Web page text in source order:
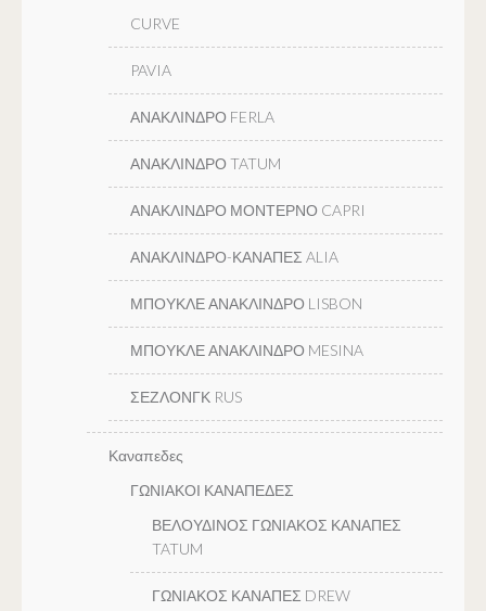
CURVE
PAVIA
ΑΝΑΚΛΙΝΔΡΟ FERLA
ΑΝΑΚΛΙΝΔΡΟ TATUM
ΑΝΑΚΛΙΝΔΡΟ ΜΟΝΤΕΡΝΟ CAPRI
ΑΝΑΚΛΙΝΔΡΟ-ΚΑΝΑΠΕΣ ALIA
ΜΠΟΥΚΛΕ ΑΝΑΚΛΙΝΔΡΟ LISBON
ΜΠΟΥΚΛΕ ΑΝΑΚΛΙΝΔΡΟ MESINA
ΣΕΖΛΟΝΓΚ RUS
Καναπεδες
ΓΩΝΙΑΚΟΙ ΚΑΝΑΠΕΔΕΣ
ΒΕΛΟΥΔΙΝΟΣ ΓΩΝΙΑΚΟΣ ΚΑΝΑΠΕΣ
TATUM
ΓΩΝΙΑΚΟΣ ΚΑΝΑΠΕΣ DREW